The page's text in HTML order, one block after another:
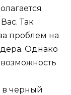
Так
проблем на
Однако
в черный